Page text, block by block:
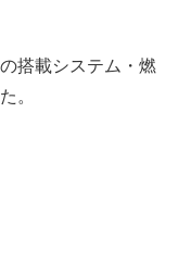
搭載システム・燃
。